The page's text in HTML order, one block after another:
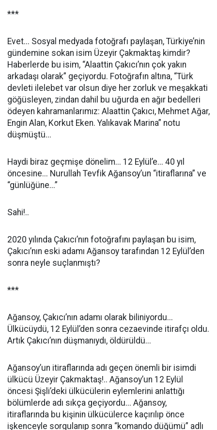
***
Evet... Sosyal medyada fotoğrafı paylaşan, Türkiye’nin
gündemine sokan isim Üzeyir Çakmaktaş kimdir?
Haberlerde bu isim, “Alaattin Çakıcı’nın çok yakın
arkadaşı olarak” geçiyordu. Fotoğrafın altına, “Türk
devleti ilelebet var olsun diye her zorluk ve meşakkati
göğüsleyen, zindan dahil bu uğurda en ağır bedelleri
ödeyen kahramanlarımız: Alaattin Çakıcı, Mehmet Ağar,
Engin Alan, Korkut Eken. Yalıkavak Marina” notu
düşmüştü...
Haydi biraz geçmişe dönelim... 12 Eylül’e... 40 yıl
öncesine... Nurullah Tevfik Ağansoy’un “itiraflarına” ve
“günlüğüne...”
Sahi!..
2020 yılında Çakıcı’nın fotoğrafını paylaşan bu isim,
Çakıcı’nın eski adamı Ağansoy tarafından 12 Eylül’den
sonra neyle suçlanmıştı?
***
Ağansoy, Çakıcı’nın adamı olarak biliniyordu...
Ülkücüydü, 12 Eylül’den sonra cezaevinde itirafçı oldu.
Artık Çakıcı’nın düşmanıydı, öldürüldü...
Ağansoy’un itiraflarında adı geçen önemli bir isimdi
ülkücü Üzeyir Çakmaktaş!.. Ağansoy’un 12 Eylül
öncesi Şişli’deki ülkücülerin eylemlerini anlattığı
bölümlerde adı sıkça geçiyordu... Ağansoy,
itiraflarında bu kişinin ülkücülerce kaçırılıp önce
işkenceyle sorgulanıp sonra “komando düğümü” adlı